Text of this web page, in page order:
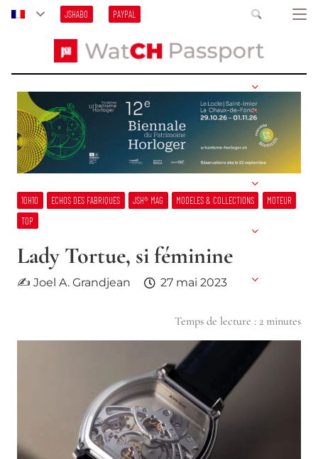
JSHABO PAYPAL
10H10 ECHOS DES FABRIQUES JSH® MAG MODELES & COLLECTIONS
MOTEUR
TOP
Lady Tortue, si féminine
✍ Joel A. Grandjean 27 mai 2023
Temps de lecture : 2 minutes